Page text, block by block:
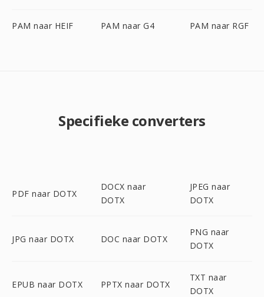
PAM naar HEIF PAM naar G4 PAM naar RGF
Specifieke converters
PDF naar DOTX
DOCX naar
DOTX
JPEG naar
DOTX
JPG naar DOTX DOC naar DOTX
PNG naar
DOTX
EPUB naar DOTX PPTX naar DOTX
TXT naar
DOTX